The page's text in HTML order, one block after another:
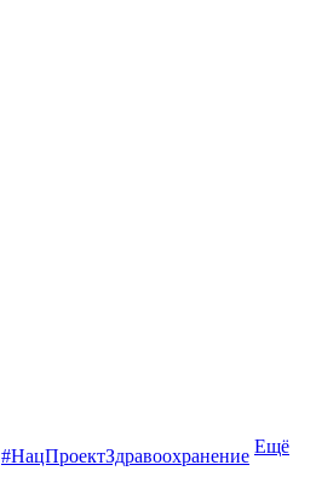
#НацПроектЗдравоохранение Ещё